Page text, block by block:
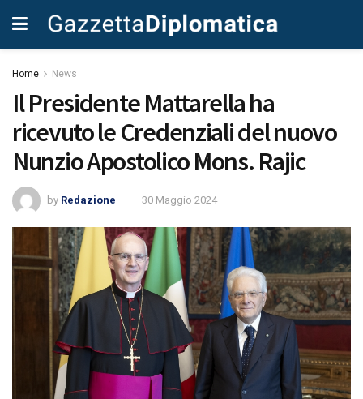
Home News
Il Presidente Mattarella ha
ricevuto le Credenziali del nuovo
Nunzio Apostolico Mons. Rajic
by Redazione 30 Maggio 2024